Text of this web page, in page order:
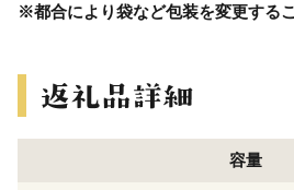
※都合により袋など包装を変更する
容量